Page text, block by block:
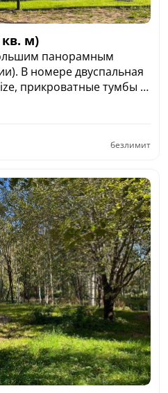
м)
панорамным
В номере двуспальная
прикроватные тумбы с
столик со
зоне расположена
некоторых номерах
в сутки
безлимит